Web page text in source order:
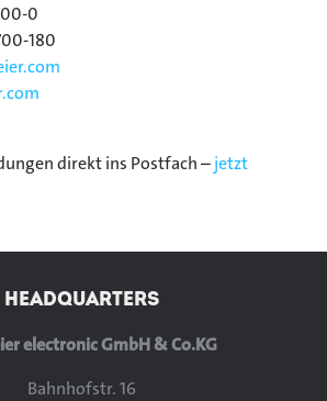
0
180
direkt ins Postfach –jetzt
HEADQUARTERS
electronic GmbH & Co.KG
Bahnhofstr. 16